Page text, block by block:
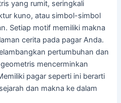
yang rumit, seringkali
kuno, atau simbol-simbol
Setiap motif memiliki makna
cerita pada pagar Anda.
pertumbuhan dan
mencerminkan
pagar seperti ini berarti
dan makna ke dalam